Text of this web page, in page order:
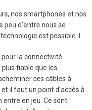
nos smartphones et nos
d’entre nous se
est possible. I
la connectivité
plus fiable que les
ces câbles à
il faut un point d’accès à
entre en jeu. Ce sont